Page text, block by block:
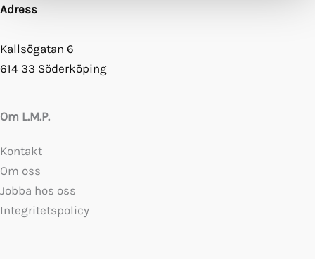
Adress
Kallsögatan 6
614 33 Söderköping
Om L.M.P.
Kontakt
Om oss
Jobba hos oss
Integritetspolicy